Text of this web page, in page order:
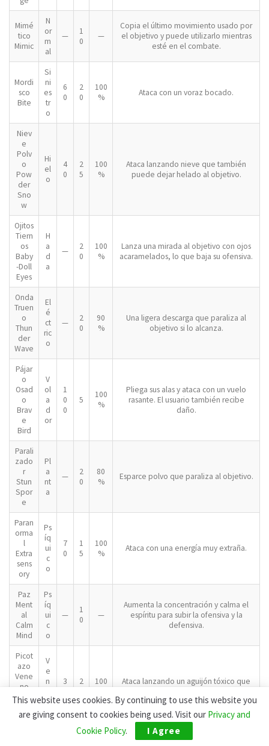
Mimé
tico
Mimic
N
or
m
al
—
1
0
—
Copia el último movimiento usado por
el objetivo y puede utilizarlo mientras
esté en el combate.
Mordi
sco
Bite
Si
ni
es
tr
o
6
0
2
0
100
%
Ataca con un voraz bocado.
Niev
e
Polv
o
Pow
der
Sno
w
Hi
el
o
4
0
2
5
100
%
Ataca lanzando nieve que también
puede dejar helado al objetivo.
Ojitos
Tiern
os
Baby
-Doll
Eyes
H
a
d
a
—
2
0
100
%
Lanza una mirada al objetivo con ojos
acaramelados, lo que baja su ofensiva.
Onda
Truen
o
Thun
der
Wave
El
é
ct
ric
o
—
2
0
90
%
Una ligera descarga que paraliza al
objetivo si lo alcanza.
Pájar
o
Osad
o
Brav
e
Bird
V
ol
a
d
or
1
0
0
5
100
%
Pliega sus alas y ataca con un vuelo
rasante. El usuario también recibe
daño.
Parali
zado
r
Stun
Spor
e
Pl
a
nt
a
—
2
0
80
%
Esparce polvo que paraliza al objetivo.
Paran
orma
l
Extra
sens
ory
Ps
íq
ui
c
o
7
0
1
5
100
%
Ataca con una energía muy extraña.
Paz
Ment
al
Calm
Mind
Ps
íq
ui
c
o
—
1
0
—
Aumenta la concentración y calma el
espíritu para subir la ofensiva y la
defensiva.
Picot
azo
Vene
no
Poiso
Sting
V
e
n
n
o
3
2
100
Ataca lanzando un aguijón tóxico que
This website uses cookies. By continuing to use this website you
are giving consent to cookies being used. Visit our Privacy and
Cookie Policy. I Agree